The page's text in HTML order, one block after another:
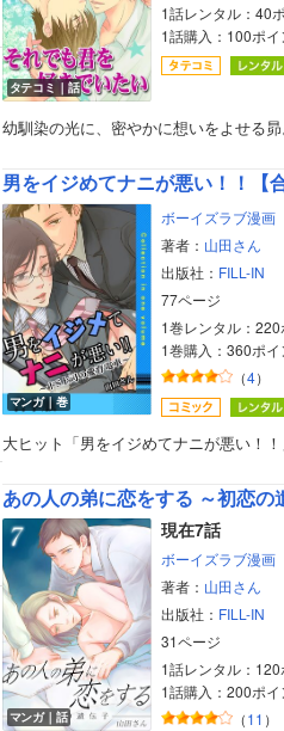
タテコミ｜話
1話レンタル：40
1話購入：100ポイ
幼馴染の光に、密やかに想いをよせる
男をイジめてナニが悪い！！【
マンガ｜巻
ボーイズラブ漫画
著者： 山田さん
出版社： FILL-IN
77ページ
1巻レンタル：220
1巻購入：360ポイ
（4）
大ヒット「男をイジめてナニが悪い
あの人の弟に恋をする ～初恋の
マンガ｜話
現在7話
ボーイズラブ漫画
著者： 山田さん
出版社： FILL-IN
31ページ
1話レンタル：120
1話購入：200ポイ
（11 ）